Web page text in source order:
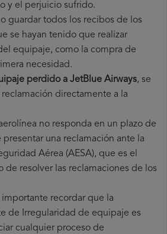
y el perjuicio sufrido.
guardar todos los recibos de los
se hayan tenido que realizar
equipaje, como la compra de
necesidad.
perdido a JetBlue Airways, se
directamente a la
no responda en un plazo de
una reclamación ante la
Aérea (AESA), que es el
de resolver las reclamaciones de los
importante recordar que la
de Irregularidad de equipaje es
cualquier proceso de